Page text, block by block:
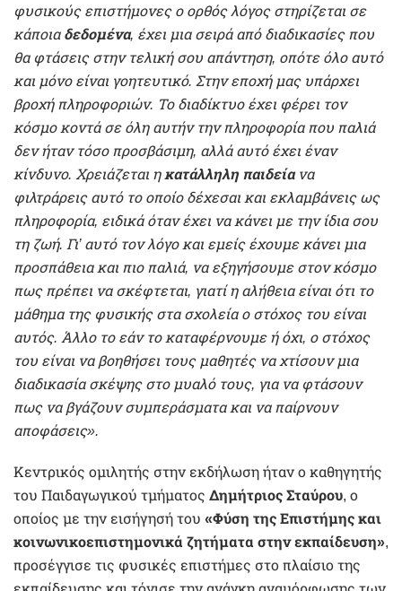
φυσικούς επιστήμονες ο ορθός λόγος στηρίζεται σε
κάποια δεδομένα, έχει μια σειρά από διαδικασίες που
θα φτάσεις στην τελική σου απάντηση, οπότε όλο αυτό
και μόνο είναι γοητευτικό. Στην εποχή μας υπάρχει
βροχή πληροφοριών. Το διαδίκτυο έχει φέρει τον
κόσμο κοντά σε όλη αυτήν την πληροφορία που παλιά
δεν ήταν τόσο προσβάσιμη, αλλά αυτό έχει έναν
κίνδυνο. Χρειάζεται ηκατάλληλη παιδείανα
φιλτράρεις αυτό το οποίο δέχεσαι και εκλαμβάνεις ως
πληροφορία, ειδικά όταν έχει να κάνει με την ίδια σου
τη ζωή. Γι’ αυτό τον λόγο και εμείς έχουμε κάνει μια
προσπάθεια και πιο παλιά, να εξηγήσουμε στον κόσμο
πως πρέπει να σκέφτεται, γιατί η αλήθεια είναι ότι το
μάθημα της φυσικής στα σχολεία ο στόχος του είναι
αυτός. Άλλο το εάν το καταφέρνουμε ή όχι, ο στόχος
του είναι να βοηθήσει τους μαθητές να χτίσουν μια
διαδικασία σκέψης στο μυαλό τους, για να φτάσουν
πως να βγάζουν συμπεράσματα και να παίρνουν
αποφάσεις».
Κεντρικός ομιλητής στην εκδήλωση ήταν ο καθηγητής
του Παιδαγωγικού τμήματος Δημήτριος Σταύρου, ο
οποίος με την εισήγησή του «Φύση της Επιστήμης και
κοινωνικοεπιστημονικά ζητήματα στην εκπαίδευση»,
προσέγγισε τις φυσικές επιστήμες στο πλαίσιο της